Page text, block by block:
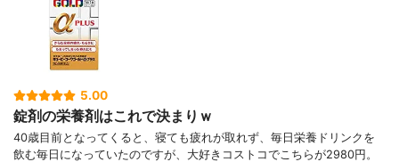
5.00
錠剤の栄養剤はこれで決まりｗ
40歳目前となってくると、寝ても疲れが取れず、毎日栄養ドリンクを
飲む毎日になっていたのですが、大好きコストコでこちらが2980円。